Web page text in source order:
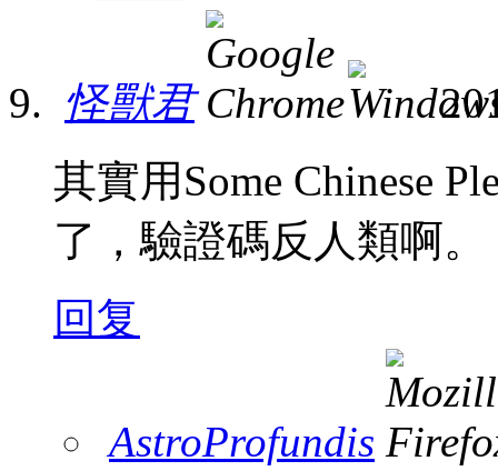
怪獸君
其實用Some Chinese
了，驗證碼反人類啊。
回复
AstroProfundis